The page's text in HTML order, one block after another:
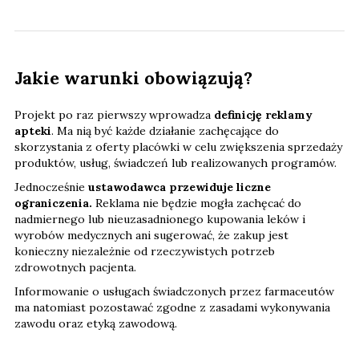
Jakie warunki obowiązują?
Projekt po raz pierwszy wprowadza definicję reklamy
apteki. Ma nią być każde działanie zachęcające do
skorzystania z oferty placówki w celu zwiększenia sprzedaży
produktów, usług, świadczeń lub realizowanych programów.
Jednocześnie ustawodawca przewiduje liczne
ograniczenia. Reklama nie będzie mogła zachęcać do
nadmiernego lub nieuzasadnionego kupowania leków i
wyrobów medycznych ani sugerować, że zakup jest
konieczny niezależnie od rzeczywistych potrzeb
zdrowotnych pacjenta.
Informowanie o usługach świadczonych przez farmaceutów
ma natomiast pozostawać zgodne z zasadami wykonywania
zawodu oraz etyką zawodową.